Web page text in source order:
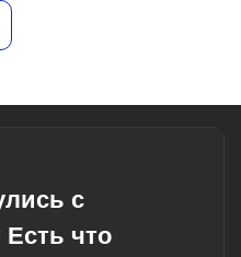
с
что